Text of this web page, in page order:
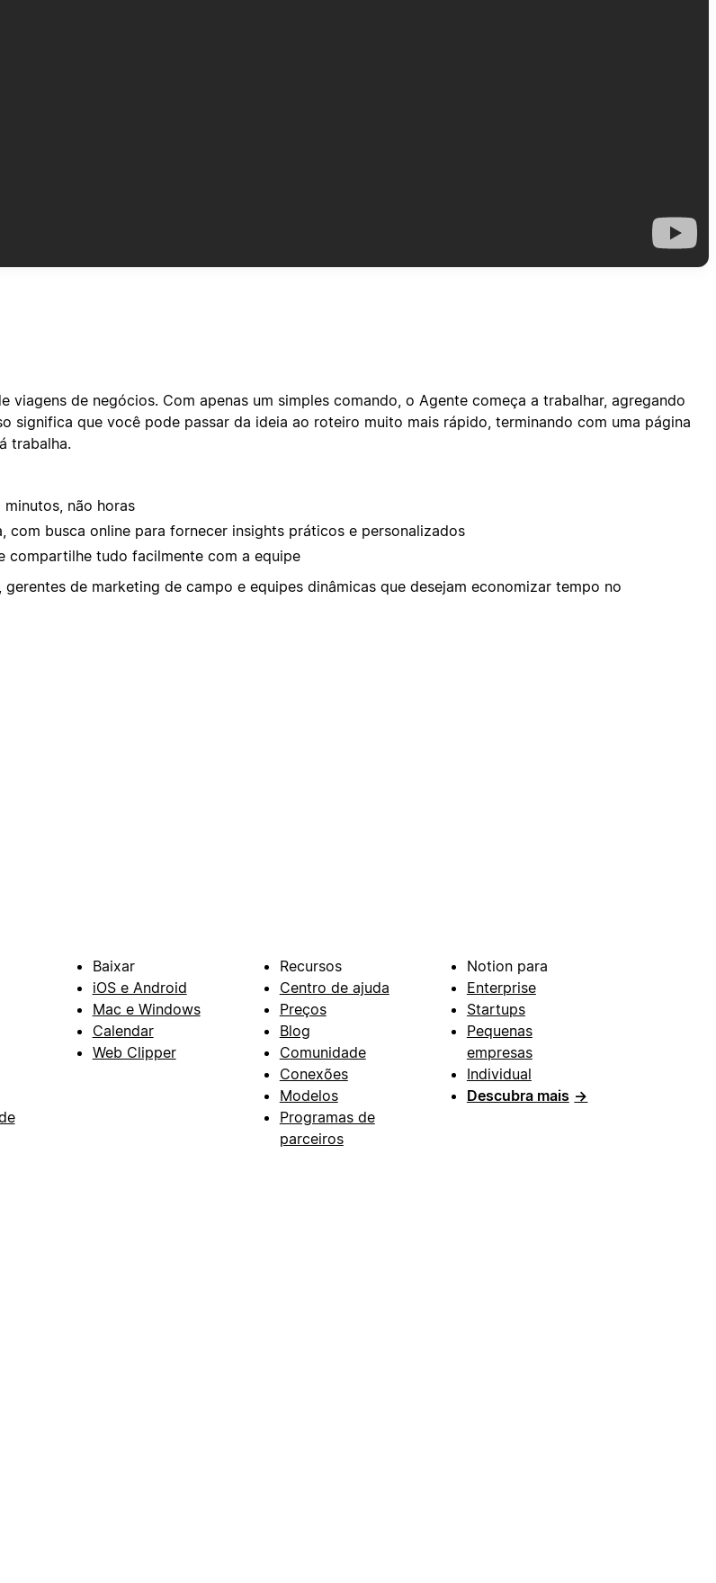
de negócios. Com apenas um simples comando, o Agente começa a trabalhar, agregando
significa que você pode passar da ideia ao roteiro muito mais rápido, terminando com uma página
trabalha.
não horas
busca online para fornecer insights práticos e personalizados
compartilhe tudo facilmente com a equipe
de marketing de campo e equipes dinâmicas que desejam economizar tempo no
Baixar
iOS e Android
Mac e Windows
Calendar
Web Clipper
Recursos
Centro de ajuda
Preços
Blog
Comunidade
Conexões
Modelos
Programas de
parceiros
Notion para
Enterprise
Startups
Pequenas
empresas
Individual
Descubra mais →